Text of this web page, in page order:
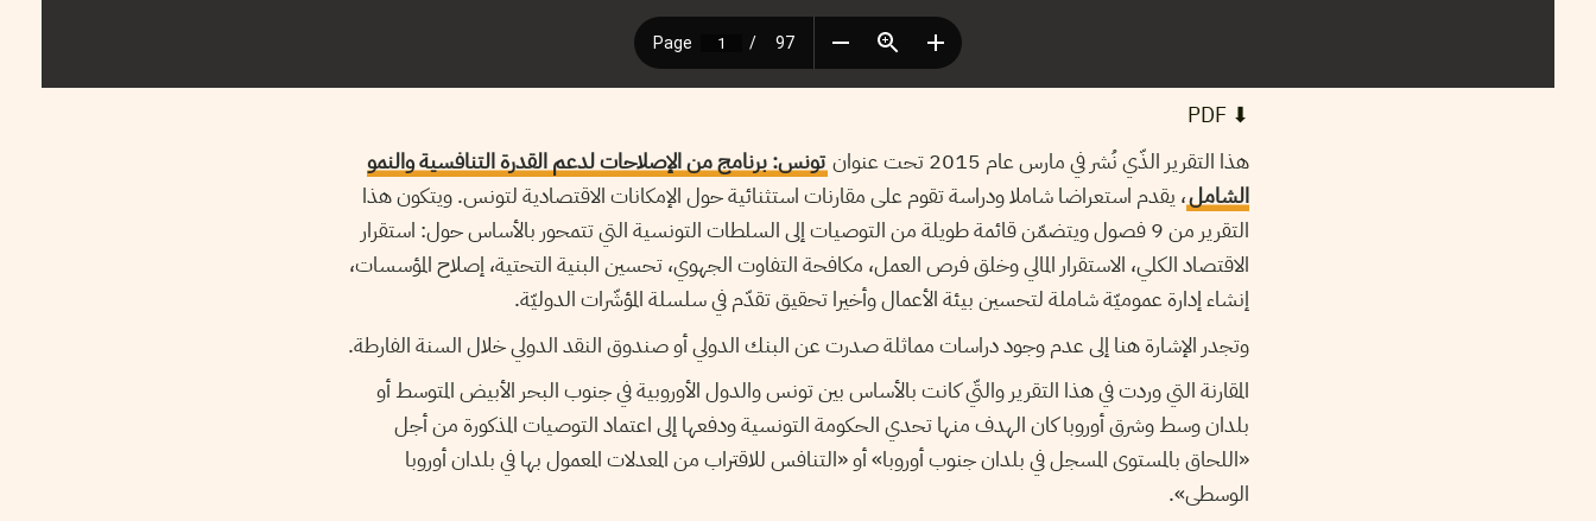
⬇︎ PDF
هذا التقرير الذّي نُشر في مارس عام 2015 تحت عنوان
تونس: برنامج من الإصلاحات لدعم القدرة التنافسية والنمو
الشامل، يقدم استعراضا شاملا ودراسة تقوم على مقارنات استثنائية حول الإمكانات الاقتصادية لتونس. ويتكون هذا
التقرير من 9 فصول ويتضمّن قائمة طويلة من التوصيات إلى السلطات التونسية التي تتمحور بالأساس حول: استقرار
الاقتصاد الكلي، الاستقرار المالي وخلق فرص العمل، مكافحة التفاوت الجهوي، تحسين البنية التحتية، إصلاح المؤسسات،
إنشاء إدارة عموميّة شاملة لتحسين بيئة الأعمال وأخيرا تحقيق تقدّم في سلسلة المؤشّرات الدوليّة.
وتجدر الإشارة هنا إلى عدم وجود دراسات مماثلة صدرت عن البنك الدولي أو صندوق النقد الدولي خلال السنة الفارطة.
المقارنة التي وردت في هذا التقرير والتّي كانت بالأساس بين تونس والدول الأوروبية في جنوب البحر الأبيض المتوسط أو
بلدان وسط وشرق أوروبا كان الهدف منها تحدي الحكومة التونسية ودفعها إلى اعتماد التوصيات المذكورة من أجل
«اللحاق بالمستوى المسجل في بلدان جنوب أوروبا» أو «التنافس للاقتراب من المعدلات المعمول بها في بلدان أوروبا
الوسطى».